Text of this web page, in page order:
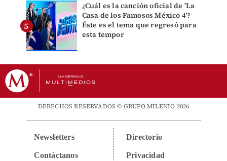
¿Cuál es la canción oficial de 'La
Casa de los Famosos México 4'?
Éste es el tema que regresó para
esta tempor
DERECHOS RESERVADOS © GRUPO MILENIO 2026
Newsletters
Contáctanos
Directorio
Privacidad